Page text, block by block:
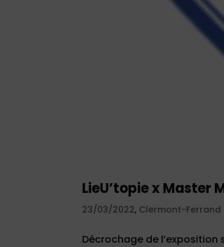
LieU’topie x Master
23/03/2022, Clermont-Ferrand
Décrochage de